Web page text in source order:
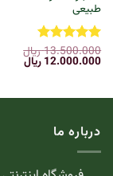
طبیعی
نمره5از
5
13.500.000ریال
قیمت
12.000.000ریالقیمت
فعلی:
درباره ما